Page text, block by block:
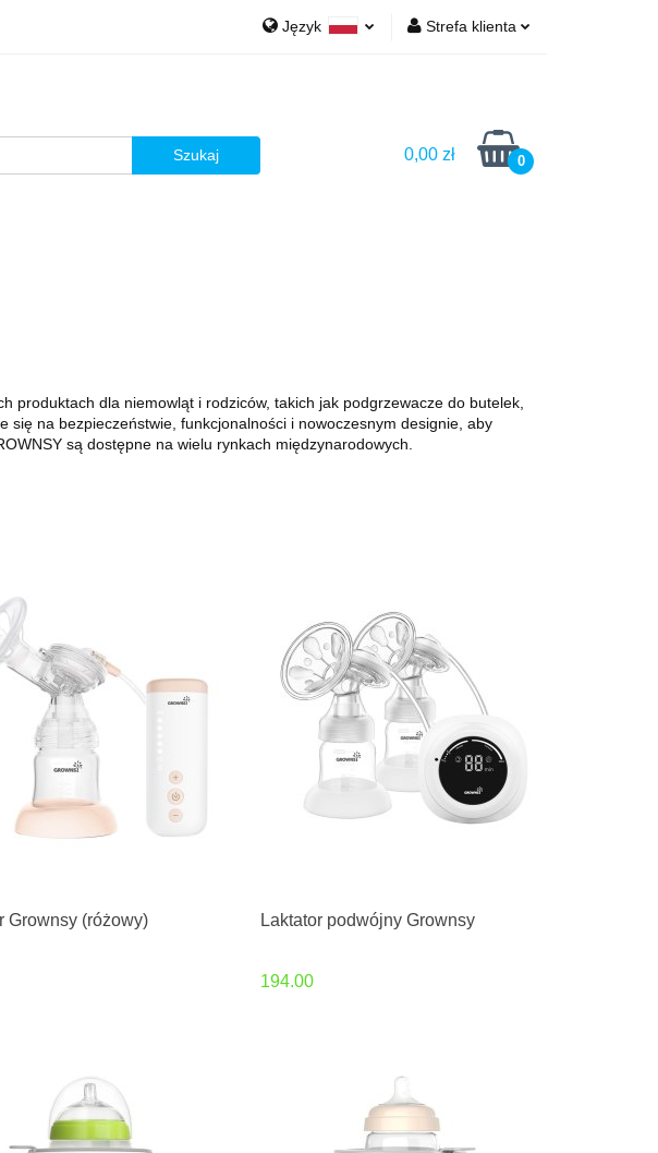
Język Strefa klienta
Dodaj zgłoszenie
Zgody cookies
0,00 zł 0
produktach dla niemowląt i rodziców, takich jak podgrzewacze do butelek,
na bezpieczeństwie, funkcjonalności i nowoczesnym designie, aby
są dostępne na wielu rynkach międzynarodowych.
Grownsy (różowy) Laktator podwójny Grownsy
194.00